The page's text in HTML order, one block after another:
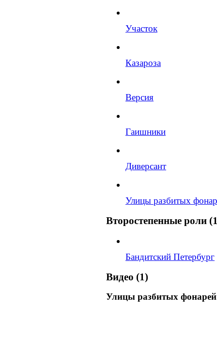
Участок
Казароза
Версия
Гаишники
Диверсант
Улицы разбитых
Второстепенные роли
Бандитский Петербург
Видео (1)
Улицы разбитых